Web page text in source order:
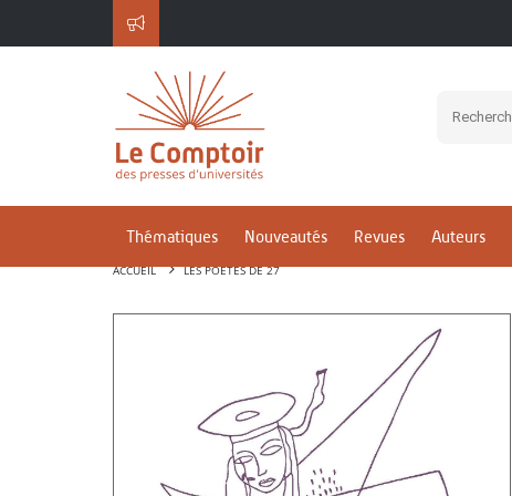
Thématiques Nouveautés Revues Auteurs
ACCUEIL LES POÈTES DE 27